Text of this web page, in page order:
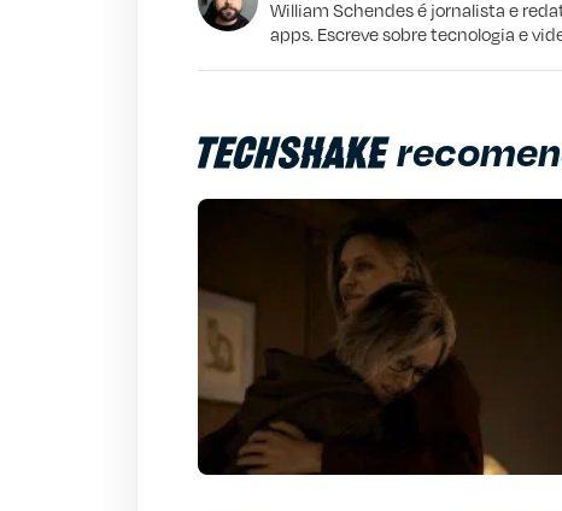
Este conteúdo não tem a informação que
William Schendes é jornalista e
apps. Escreve sobre tecnologia e